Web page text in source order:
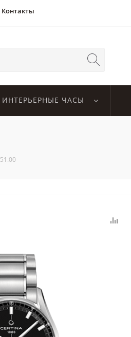
Контакты
ИНТЕРЬЕРНЫЕ ЧАСЫ